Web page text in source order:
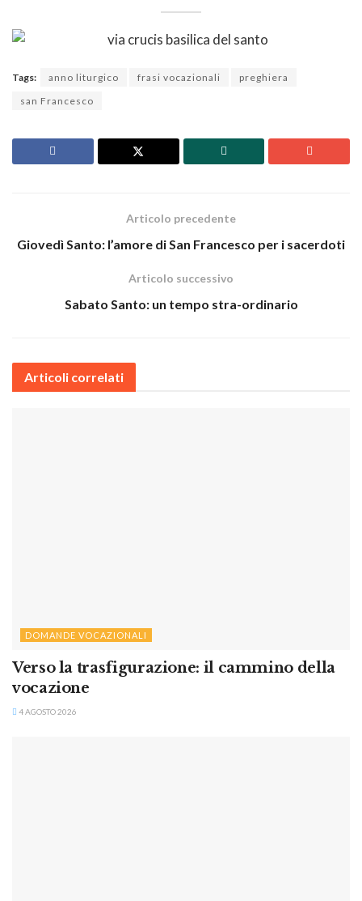
Tags: anno liturgico frasi vocazionali
preghiera
san Francesco
Articolo precedente
Giovedì Santo: l’amore di San Francesco per i sacerdoti
Articolo successivo
Sabato Santo: un tempo stra-ordinario
Articoli correlati
DOMANDE VOCAZIONALI
Verso la trasfigurazione: il cammino della
vocazione
4 AGOSTO 2026